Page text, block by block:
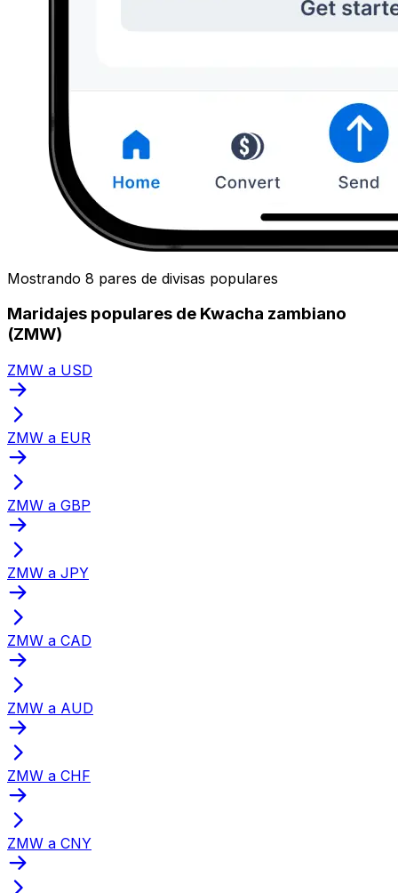
Mostrando 8 pares de divisas populares
Maridajes populares de Kwacha zambiano
(ZMW)
ZMW a USD
ZMW a EUR
ZMW a GBP
ZMW a JPY
ZMW a CAD
ZMW a AUD
ZMW a CHF
ZMW a CNY